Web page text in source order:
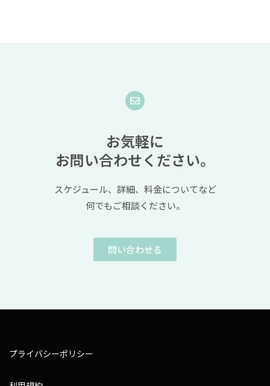
お気軽に
お問い合わせください。
スケジュール、詳細、料金についてなど
何でもご相談ください。
問い合わせる
プライバシーポリシー